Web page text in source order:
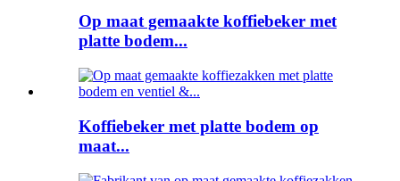
Op maat gemaakte koffiebeker met
platte bodem...
Koffiebeker met platte bodem op
maat...